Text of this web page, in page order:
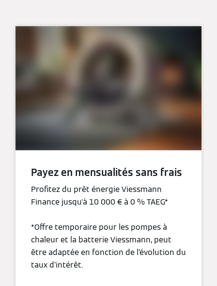
Payez en mensualités sans frais
Profitez du prêt énergie Viessmann
Finance jusqu'à 10 000 € à 0 % TAEG*
*Offre temporaire pour les pompes à
chaleur et la batterie Viessmann, peut
être adaptée en fonction de l’évolution du
taux d’intérêt.